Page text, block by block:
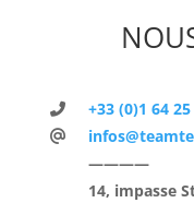
+33 (0)1 64
————
14, impasse